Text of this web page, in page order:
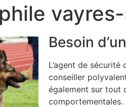
Besoin
L’agent de
conseiller
également sur tout
comportementales.